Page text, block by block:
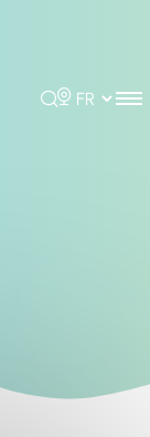
Rechercher
Choisir la